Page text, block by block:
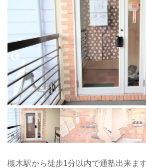
槻木駅から徒歩1分以内で通塾出来ます